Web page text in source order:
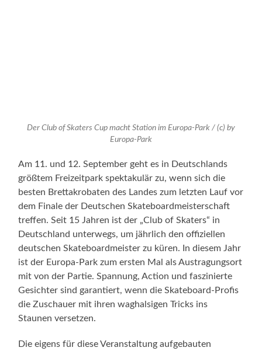
Der Club of Skaters Cup macht Station im Europa-Park / (c) by
Europa-Park
Am 11. und 12. September geht es in Deutschlands
größtem Freizeitpark spektakulär zu, wenn sich die
besten Brettakrobaten des Landes zum letzten Lauf vor
dem Finale der Deutschen Skateboardmeisterschaft
treffen. Seit 15 Jahren ist der „Club of Skaters“ in
Deutschland unterwegs, um jährlich den offiziellen
deutschen Skateboardmeister zu küren. In diesem Jahr
ist der Europa-Park zum ersten Mal als Austragungsort
mit von der Partie. Spannung, Action und faszinierte
Gesichter sind garantiert, wenn die Skateboard-Profis
die Zuschauer mit ihren waghalsigen Tricks ins
Staunen versetzen.
Die eigens für diese Veranstaltung aufgebauten